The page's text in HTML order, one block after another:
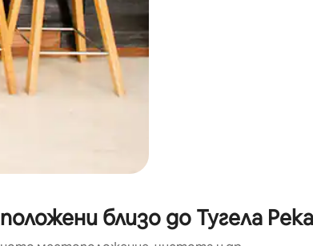
близо до Тугела Река